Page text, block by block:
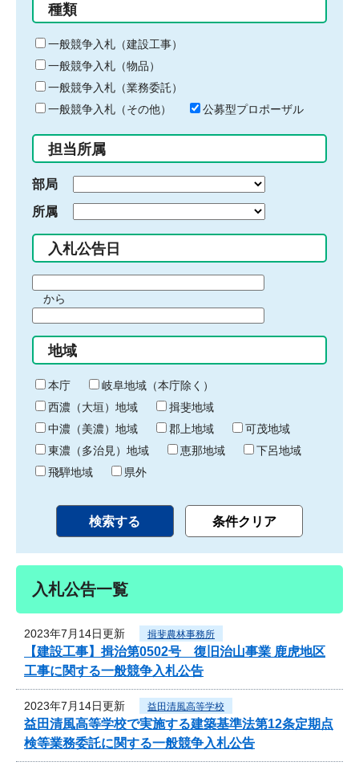
る
キ
ー
ワ
ー
ド
入
力
種類
一般競争入札（建設工事）
一般競争入札（物品）
一般競争入札（業務委託）
一般競争入札（その他）
公募型プロポーザル
担当所属
部局
所属
入札公告日
間
始
り
から
間
終
わ
り
地域
本庁
岐阜地域（本庁除く）
西濃（大垣）地域
揖斐地域
中濃（美濃）地域
郡上地域
可茂地域
東濃（多治見）地域
恵那地域
下呂地域
飛騨地域
県外
入札公告一覧
2023年7月14日更新 揖斐農林事務所
【建設工事】揖治第0502号 復旧治山事業 鹿虎地区
工事に関する一般競争入札公告
2023年7月14日更新 益田清風高等学校
益田清風高等学校で実施する建築基準法第12条定期点
検等業務委託に関する一般競争入札公告